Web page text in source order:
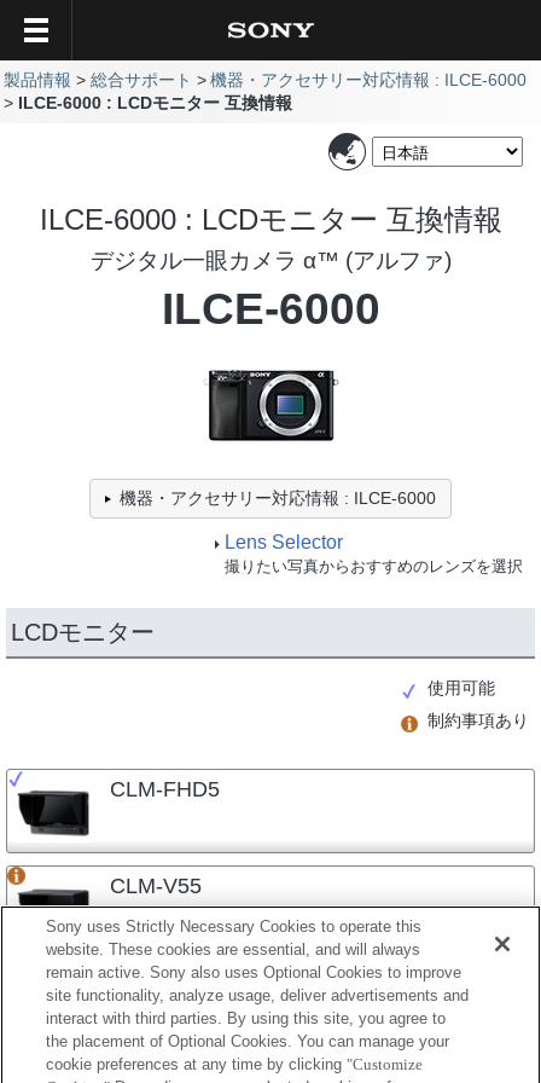
製品情報 総合サポート
機器・アクセサリー対応情報 : ILCE-6000
ILCE-6000 : LCDモニター 互換情報
ILCE-6000 : LCDモニター 互換情報
デジタル一眼カメラ α™ (アルファ)
ILCE-6000
機器・アクセサリー対応情報 : ILCE-6000
Lens Selector
撮りたい写真からおすすめのレンズを選択
LCDモニター
使用可能
制約事項あり
CLM-FHD5
CLM-V55
プレスリリース
Sony uses Strictly Necessary Cookies to operate this
website. These cookies are essential, and will always
remain active. Sony also uses Optional Cookies to improve
site functionality, analyze usage, deliver advertisements and
interact with third parties. By using this site, you agree to
the placement of Optional Cookies. You can manage your
cookie preferences at any time by clicking "Customize